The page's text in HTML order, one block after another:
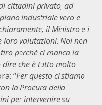
cittadini privato, ad
industriale vero e
il Ministro e i
loro valutazioni. Noi non
perché ci manca la
dire che è tutto molto
“Per questo ci stiamo
la Procura della
per intervenire su